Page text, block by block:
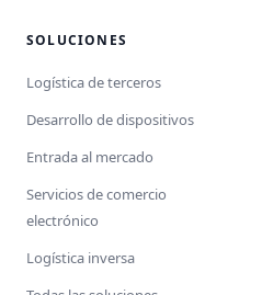
SOLUCIONES
Logística de terceros
Desarrollo de dispositivos
Entrada al mercado
Servicios de comercio
electrónico
Logística inversa